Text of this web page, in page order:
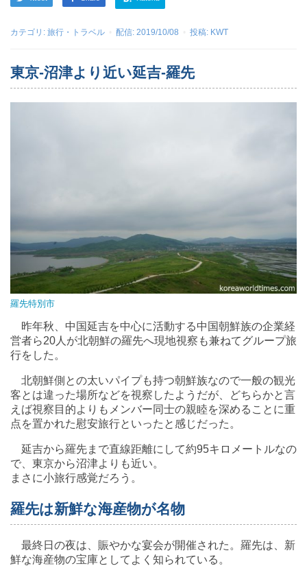
カテゴリ: 旅行・トラベル 配信: 2019/10/08 投稿: KWT
東京-沼津より近い延吉-羅先
羅先特別市
昨年秋、中国延吉を中心に活動する中国朝鮮族の企業経
営者ら20人が北朝鮮の羅先へ現地視察も兼ねてグループ旅
行をした。
北朝鮮側との太いパイプも持つ朝鮮族なので一般の観光
客とは違った場所などを視察したようだが、どちらかと言
えば視察目的よりもメンバー同士の親睦を深めることに重
点を置かれた慰安旅行といったと感じだった。
延吉から羅先まで直線距離にして約95キロメートルなの
で、東京から沼津よりも近い。
まさに小旅行感覚だろう。
羅先は新鮮な海産物が名物
最終日の夜は、賑やかな宴会が開催された。羅先は、新
鮮な海産物の宝庫としてよく知られている。